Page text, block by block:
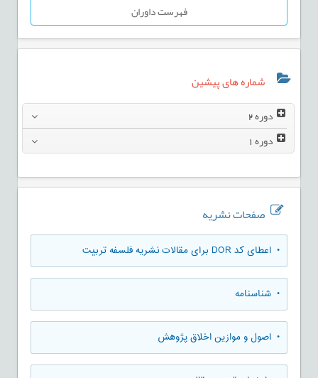
فهرست داوران
شماره های پیشین
دوره2
دوره1
صفحات نشریه
• اعطای کد DOR برای مقالات نشریه فلسفه تربیت
• شناسنامه
• اصول و موازین اخلاق پژوهش